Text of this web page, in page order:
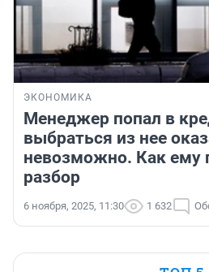
ЭКОНОМИКА
Менеджер попал в
выбраться из нее
невозможно. Как ему
разбор
6 ноября, 2025, 11:30 1 632